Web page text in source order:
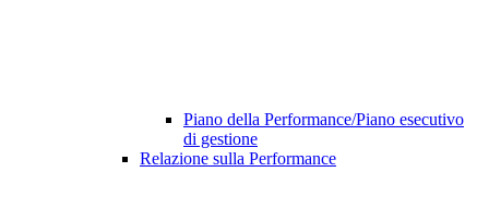
Piano della Performance/Piano esecutivo
di gestione
Relazione sulla Performance